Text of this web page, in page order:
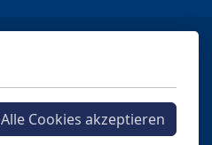
Alle Cookies akzeptieren